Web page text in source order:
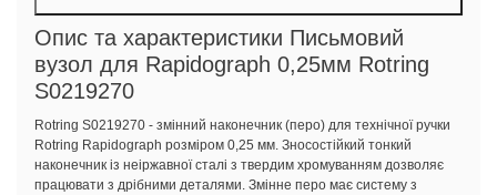
Опис та характеристики Письмовий
вузол для Rapidograph 0,25мм Rotring
S0219270
Rotring S0219270 - змінний наконечник (перо) для технічної ручки
Rotring Rapidograph розміром 0,25 мм. Зносостійкий тонкий
наконечник із неіржавної сталі з твердим хромуванням дозволяє
працювати з дрібними деталями. Змінне перо має систему з